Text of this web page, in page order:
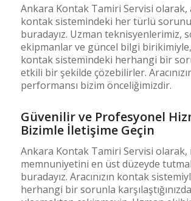
Ankara Kontak Tamiri Servisi olarak,
kontak sistemindeki her türlü
buradayız. Uzman teknisyenlerimiz,
ekipmanlar ve güncel bilgi birikimiyle,
kontak sistemindeki herhangi bir
etkili bir şekilde çözebilirler.
performansı bizim önceliğimizdir.
Güvenilir ve Profesyonel
Bizimle İletişime Geçin
Ankara Kontak Tamiri Servisi olarak,
memnuniyetini en üst düzeyde
buradayız. Aracınızın kontak
herhangi bir sorunla